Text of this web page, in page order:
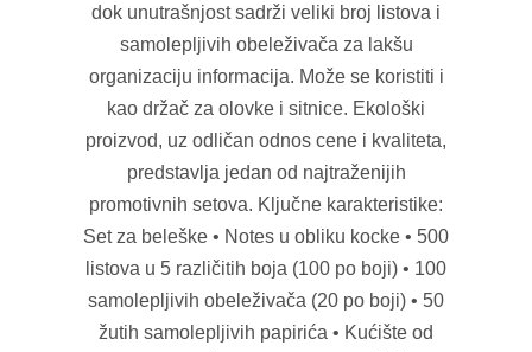
dok unutrašnjost sadrži veliki broj listova i
samolepljivih obeleživača za lakšu
organizaciju informacija. Može se koristiti i
kao držač za olovke i sitnice. Ekološki
proizvod, uz odličan odnos cene i kvaliteta,
predstavlja jedan od najtraženijih
promotivnih setova. Ključne karakteristike:
Set za beleške • Notes u obliku kocke • 500
listova u 5 različitih boja (100 po boji) • 100
samolepljivih obeleživača (20 po boji) • 50
žutih samolepljivih papirića • Kućište od